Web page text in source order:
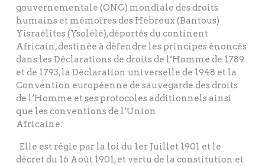
gouvernementale (ONG) mondiale des droits
humains et mémoires des Hébreux (Bantous)
Yisraélites (Ysolélé),déportés du continent
Africain, destinée à défendre les principes énoncés
dans les Déclarations de droits de l’Homme de 1789
et de 1793, la Déclaration universelle de 1948 et la
Convention européenne de sauvegarde des droits
de l’Homme et ses protocoles additionnels ainsi
que les conventions de l’Union
Africaine.
Elle est régie par la loi du 1er Juillet 1901 et le
décret du 16 Août 1901, et vertu de la constitution et